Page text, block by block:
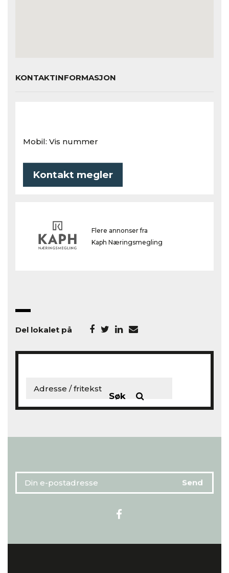
KONTAKTINFORMASJON
Mobil: Vis nummer
Kontakt megler
Flere annonser fra
Kaph Næringsmegling
Del lokalet på
Søk